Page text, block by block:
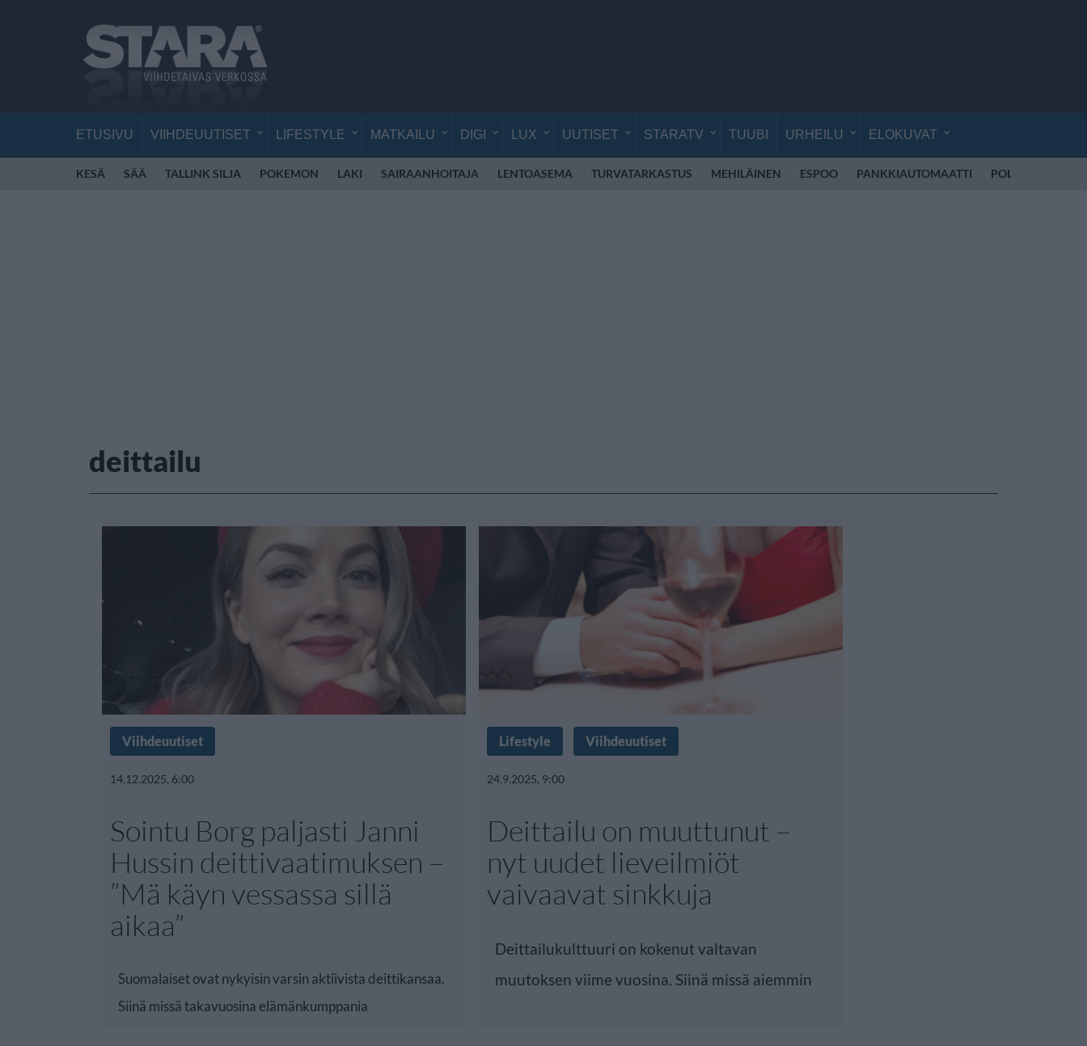
ETUSIVU VIIHDEUUTISET LIFESTYLE MATKAILU DIGI LUX UUTISET STARATV TUUBI URHEILU ELOKUVAT
KESÄ SÄÄ TALLINK SILJA POKEMON LAKI SAIRAANHOITAJA LENTOASEMA TURVATARKASTUS MEHILÄINEN ESPOO PANKKIAUTOMAATTI POLIISI SUOMI
deittailu
Viihdeuutiset
14.12.2025, 6:00
Sointu Borg paljasti Janni
Hussin deittivaatimuksen –
”Mä käyn vessassa sillä
aikaa”
Suomalaiset ovat nykyisin varsin aktiivista deittikansaa.
Siinä missä takavuosina elämänkumppania
Lifestyle Viihdeuutiset
24.9.2025, 9:00
Deittailu on muuttunut –
nyt uudet lieveilmiöt
vaivaavat sinkkuja
Deittailukulttuuri on kokenut valtavan
muutoksen viime vuosina. Siinä missä aiemmin